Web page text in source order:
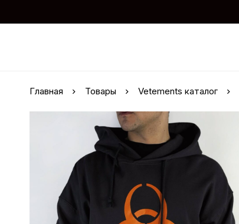
Главная Товары Vetements каталог